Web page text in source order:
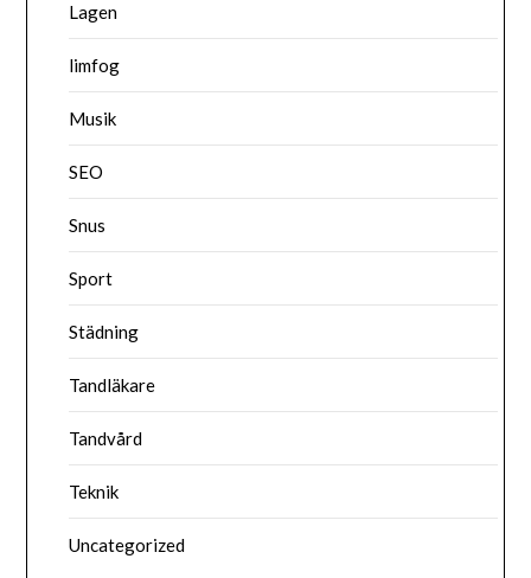
Lagen
limfog
Musik
SEO
Snus
Sport
Städning
Tandläkare
Tandvård
Teknik
Uncategorized